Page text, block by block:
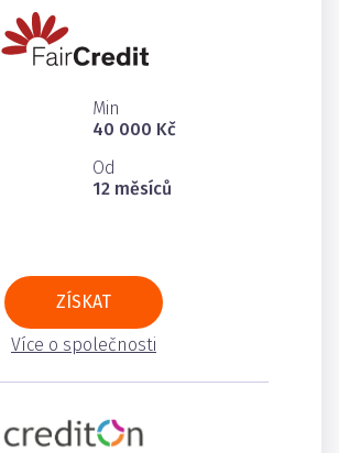
Min
40 000 Kč
Od
12 měsíců
ZÍSKAT
Více o společnosti